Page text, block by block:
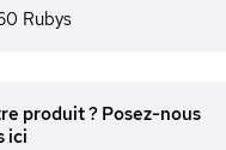
Rubys
produit ? Posez-nous
ici